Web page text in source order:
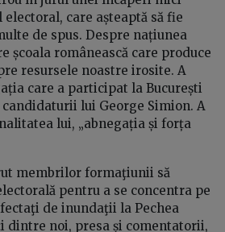
care așteaptă să fie
de spus. Despre națiunea
școala românească care produce
resursele noastre irosite. A
care a participat la București
lui George Simion. A
lui, „abnegația și forța
membrilor formaţiunii să
pentru a se concentra pe
de inundaţii la Pechea
dintre noi, presa și comentatorii,